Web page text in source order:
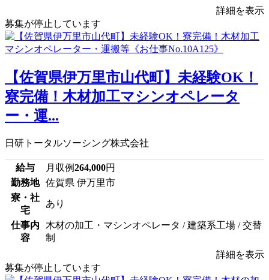
詳細を表示
募集が停止しています
【佐賀県伊万里市山代町】未経験OK！
寮完備！木材加工マシンオペレータ
ー・運...
日研トータルソーシング株式会社
給与 月収例264,000円
勤務地
佐賀県 伊万里市
寮・社
宅
あり
仕事内
容
木材の加工・マシンオペレータ / 建築系工場 / 交替
制
詳細を表示
募集が停止しています